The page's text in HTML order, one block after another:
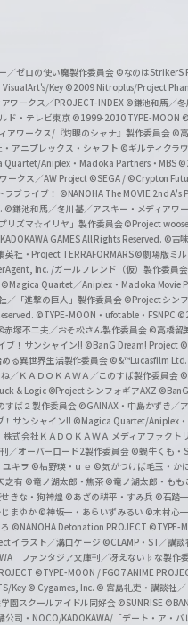
／ゼロの使い魔製作委員会 ©なのはStrikerS
Key ©2009 Nitroplus/Project
ワークス／PROJECT-INDEX ©鎌池和馬／冬
ド・テレビ東京 ©1999-2010 TYPE-MOON
アワークス/『灼眼のシャナ』製作委員会 ©
アニプレックス・シャフト ©ギルティクラ
Quartet/Aniplex・Madoka Partners・MBS
ークス／AW Project ©SEGA / ©Crypton
ブライブ！ ©NANOHA The MOVIE 2nd A's
©鎌池和馬／冬川基／アスキー・メディアワ
リズマ☆イリヤ」製作委員会©Project
GAMES All Rights Reserved. ©古
社・Project TERRAFORMARS©劇場版ミ
Inc. /ガールフレンド（仮）製作委員会
©Magica Quartet／Aniplex・Madoka Movie
／「進撃の巨人」製作委員会 ©Project シン
©TYPE-MOON・ufotable・FSNPC
赤塚不二夫／おそ松さん製作委員会 ©高橋留
ブ！サンシャイン!! ©BanG Dream! Project
る異世界生活製作委員会 ©&™Lucasfilm Ltd.
／ＫＡＤＯＫＡＷＡ／このすば製作委員会 ©
& Logic ©Project シンフォギアAXZ
すば２製作委員会 ©GAINAX・中島かずき／
サンシャイン!! ©Magica Quartet/Aniplex
式会社ＫＡＤＯＫＡＷＡ メディアファクト
／オーバーロード2製作委員会 ©蝸牛くも・
キヲ ©枯野瑛・ｕｅ ©気がつけば毛玉・か
之有 ©竜ノ湖太郎・焦茶 ©竜ノ湖太郎・もも
きな・狗神煌 ©あざの耕平・すみ兵 ©石踏
まゆか ©神坂一・あらいずみるい ©木村心
©NANOHA Detonation PROJECT ©TYPE-
イラスト／溝口ケージ ©CLAMP・ST／講談
ファンタジア文庫刊／冴えない♭な製作
©TYPE-MOON / FGO7 ANIME
Key © Cygames, Inc. © 宮島礼吏・講談社
園スクールアイドル同好会 ©SUNRISE
司・NOCO/KADOKAWA/「デート・ア・バ